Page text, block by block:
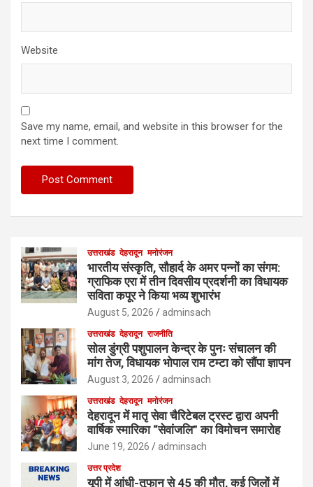
Website
Save my name, email, and website in this browser for the
next time I comment.
उत्तराखंड देहरादून मनोरंजन
भारतीय संस्कृति, सौहार्द के अमर पन्नों का संगम:
ग्राफिक एरा में तीन दिवसीय प्रदर्शनी का विधायक
सविता कपूर ने किया भव्य शुभारंभ
August 5, 2026 adminsach
उत्तराखंड देहरादून राजनीति
सोल डुंग्री पशुपालन केन्द्र के पुनः संचालन की
मांग तेज, विधायक भोपाल राम टम्टा को सौंपा ज्ञापन
August 3, 2026 adminsach
उत्तराखंड देहरादून मनोरंजन
देहरादून में मातृ सेवा चैरिटेबल ट्रस्ट द्वारा अपनी
वार्षिक स्मारिका “सेवांजलि” का विमोचन समारोह
June 19, 2026 adminsach
उत्तर प्रदेश
यूपी में आंधी-तूफान से 45 की मौत, कई जिलों में